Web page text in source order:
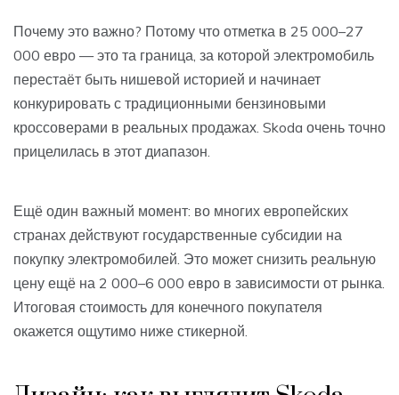
Почему это важно? Потому что отметка в 25 000–27
000 евро — это та граница, за которой электромобиль
перестаёт быть нишевой историей и начинает
конкурировать с традиционными бензиновыми
кроссоверами в реальных продажах. Skoda очень точно
прицелилась в этот диапазон.
Ещё один важный момент: во многих европейских
странах действуют государственные субсидии на
покупку электромобилей. Это может снизить реальную
цену ещё на 2 000–6 000 евро в зависимости от рынка.
Итоговая стоимость для конечного покупателя
окажется ощутимо ниже стикерной.